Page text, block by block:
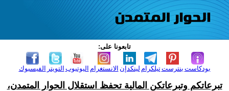
تابعونا على:
الفيسبوك التويتر اليوتيوب الانستغرام لينكدإن تيلكرامبنترست بودكاست
تبرعاتكم وتبرعاتكن المالية تحفظ استقلال الحوار المتمدن،